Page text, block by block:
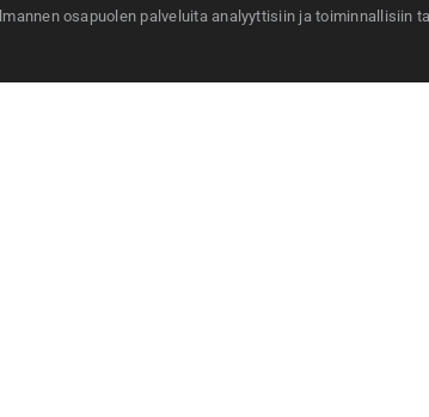
Kiinteistöt Oy
osapuolen palveluita analyyttisiin ja toiminnallisiin